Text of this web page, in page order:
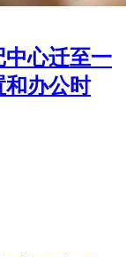
心迁至一
和办公时